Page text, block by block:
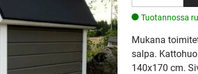
Tuotannossa
Mukana
salpa.
140x170 cm.